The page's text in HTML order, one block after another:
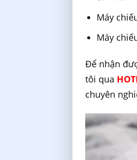
Máy
Máy
Để nhận
tôi qua
chuyên